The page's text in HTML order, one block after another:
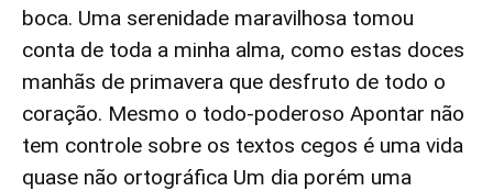
boca. Uma serenidade maravilhosa tomou
conta de toda a minha alma, como estas doces
manhãs de primavera que desfruto de todo o
coração. Mesmo o todo-poderoso Apontar não
tem controle sobre os textos cegos é uma vida
quase não ortográfica Um dia porém uma